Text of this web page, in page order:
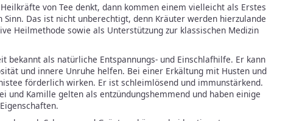
von Tee denkt, dann kommen einem vielleicht als Erstes
Sinn. Das ist nicht unberechtigt, denn Kräuter werden hierzulande
Heilmethode sowie als Unterstützung zur klassischen Medizin
bekannt als natürliche Entspannungs- und Einschlafhilfe. Er kann
und innere Unruhe helfen. Bei einer Erkältung mit Husten und
förderlich wirken. Er ist schleimlösend und immunstärkend.
und Kamille gelten als entzündungshemmend und haben einige